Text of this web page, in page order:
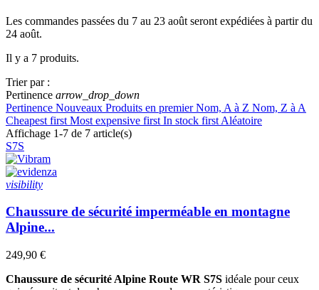
Les commandes passées du 7 au 23 août seront expédiées à partir du
24 août.
Certifications
S3S 2
S7S 4
Secteur
Agriculture et jardinage
Carriers et marbriers 7
Il y a 7 produits.
Trier par :
Pertinence arrow_drop_down
Pertinence Nouveaux Produits en premierNom, A à Z Nom, Z à A
Cheapest first Most expensive first In stock first Aléatoire
Affichage 1-7 de 7 article(s)
S7S
visibility
Chaussure de sécurité imperméable en montagne
Alpine...
249,90 €
Chaussure de sécurité Alpine Route WR S7S idéale pour ceux